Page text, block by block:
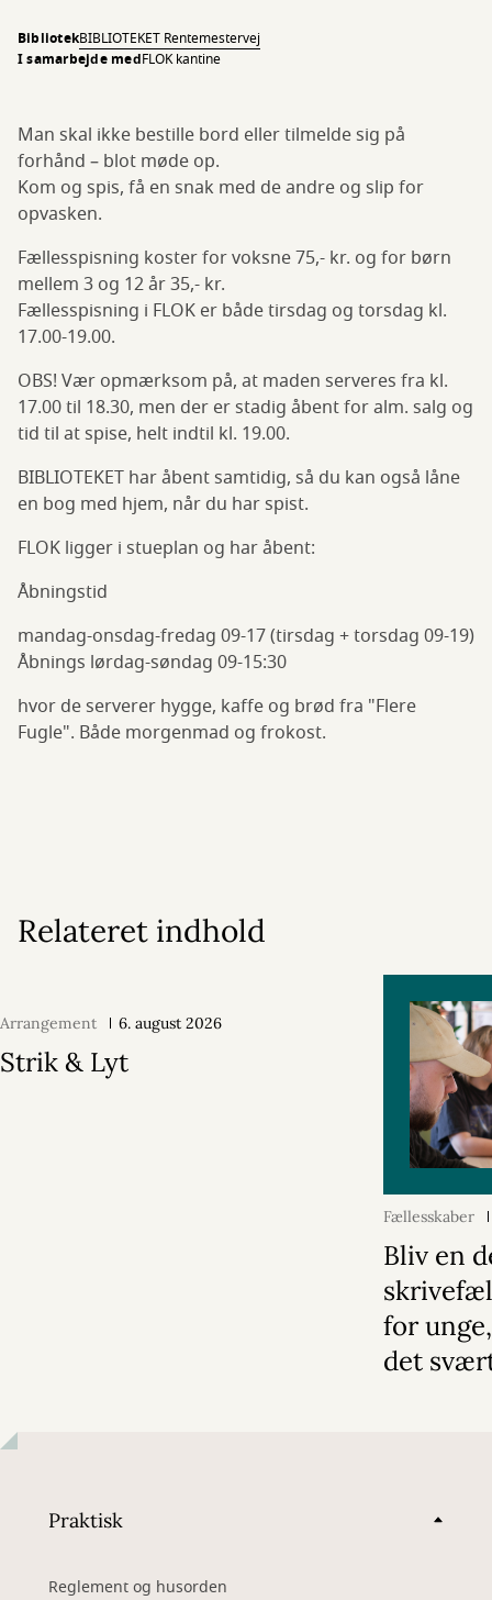
BibliotekBIBLIOTEKET Rentemestervej
I samarbejde medFLOK kantine
Man skal ikke bestille bord eller tilmelde sig på
forhånd – blot møde op.
Kom og spis, få en snak med de andre og slip for
opvasken.
Fællesspisning koster for voksne 75,- kr. og for børn
mellem 3 og 12 år 35,- kr.
Fællesspisning i FLOK er både tirsdag og torsdag kl.
17.00-19.00.
OBS! Vær opmærksom på, at maden serveres fra kl.
17.00 til 18.30, men der er stadig åbent for alm. salg og
tid til at spise, helt indtil kl. 19.00.
BIBLIOTEKET har åbent samtidig, så du kan også låne
en bog med hjem, når du har spist.
FLOK ligger i stueplan og har åbent:
Åbningstid
mandag-onsdag-fredag 09-17 (tirsdag + torsdag 09-19)
Åbnings lørdag-søndag 09-15:30
hvor de serverer hygge, kaffe og brød fra "Flere
Fugle". Både morgenmad og frokost.
Relateret indhold
Arrangement 6. august 2026
Strik & Lyt
Fællesskaber
Bliv en
for
det
Praktisk
Reglement og husorden